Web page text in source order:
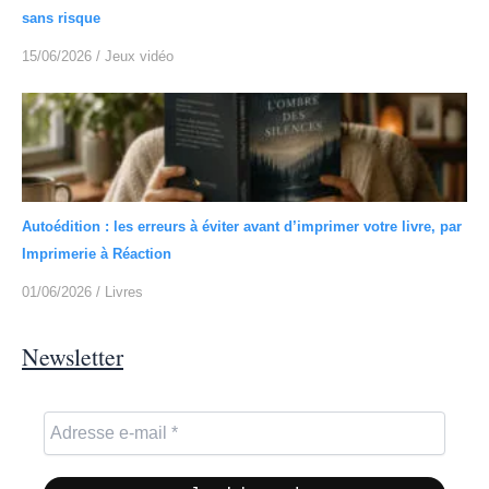
sans risque
15/06/2026 / Jeux vidéo
Autoédition : les erreurs à éviter avant d’imprimer votre livre, par
Imprimerie à Réaction
01/06/2026 / Livres
Newsletter